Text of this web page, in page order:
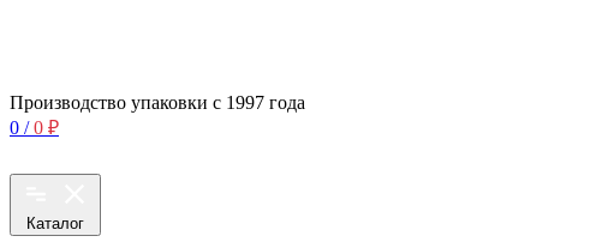
Производство упаковки с 1997 года
0 / 0 ₽
Каталог